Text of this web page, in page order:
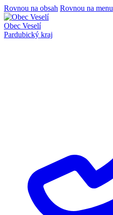
Rovnou na obsah Rovnou na menu
Obec Veselí
Pardubický kraj